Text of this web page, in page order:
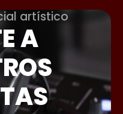
artístico
A